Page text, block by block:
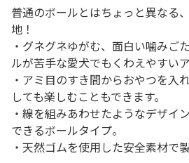
普通のボールとはちょっと異なる
地！
・グネグネゆがむ、面白い噛みご
ルが苦手な愛犬でもくわえやすいア
・アミ目のすき間からおやつを入
しても楽しむこともできます。
・線を組みあわせたようなデザイ
できるボールタイプ。
・天然ゴムを使用した安全素材で